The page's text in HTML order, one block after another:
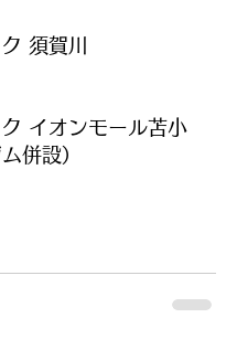
須賀川
ク イオンモール苫小
併設）